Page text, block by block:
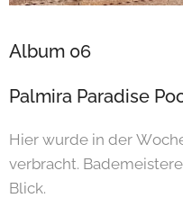
Album 06
Palmira Paradise
Hier wurde in der
verbracht.
Blick.